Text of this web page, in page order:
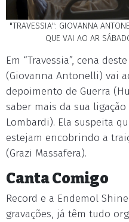
"TRAVESSIA": GIOVANNA
QUE VAI AO AR
Em “Travessia”, cena
(Giovanna Antonelli) vai
depoimento de Guerra
saber mais da sua
Lombardi). Ela suspeita
estejam encobrindo a
(Grazi Massafera).
Canta Comigo
Record e a Endemol
gravações, já têm tudo